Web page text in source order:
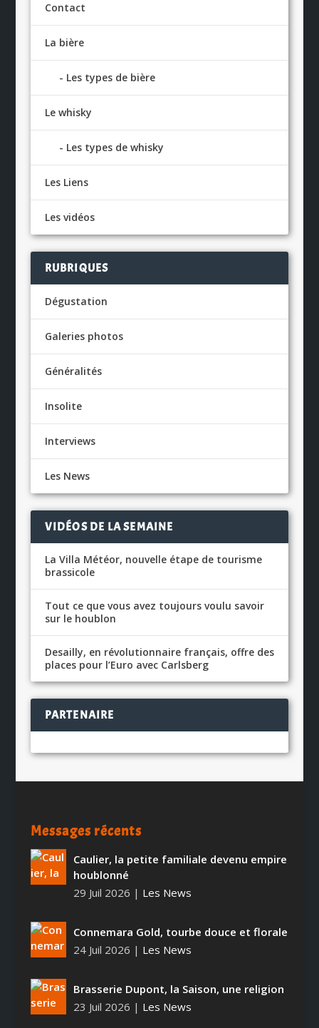
Contact
La bière
Les types de bière
Le whisky
Les types de whisky
Les Liens
Les vidéos
RUBRIQUES
Dégustation
Galeries photos
Généralités
Insolite
Interviews
Les News
VIDÉOS DE LA SEMAINE
La Villa Météor, nouvelle étape de tourisme
brassicole
Tout ce que vous avez toujours voulu savoir
sur le houblon
Desailly, en révolutionnaire français, offre des
places pour l’Euro avec Carlsberg
PARTENAIRE
Messages récents
Caulier, la petite familiale devenu empire
houblonné
29 Juil 2026 | Les News
Connemara Gold, tourbe douce et florale
24 Juil 2026 | Les News
Brasserie Dupont, la Saison, une religion
23 Juil 2026 | Les News